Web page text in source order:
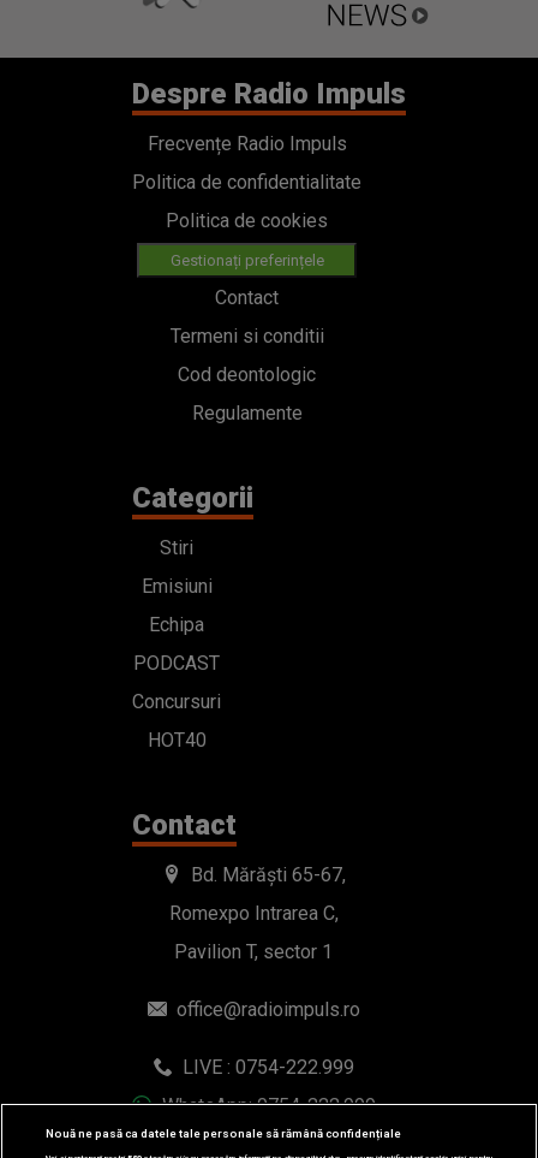
Despre Radio Impuls
Frecvențe Radio Impuls
Politica de confidentialitate
Politica de cookies
Gestionați preferințele
Contact
Termeni si conditii
Cod deontologic
Regulamente
Categorii
Stiri
Emisiuni
Echipa
PODCAST
Concursuri
HOT40
Contact
Bd. Mărăști 65-67,
Romexpo Intrarea C,
Pavilion T, sector 1
office@radioimpuls.ro
LIVE : 0754-222.999
WhatsApp: 0754-222.999
Nouă ne pasă ca datele tale personale să rămână confidențiale